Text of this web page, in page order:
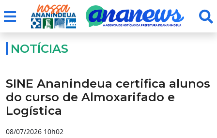
NOTÍCIAS
SINE Ananindeua certifica alunos
do curso de Almoxarifado e
Logística
08/07/2026 10h02